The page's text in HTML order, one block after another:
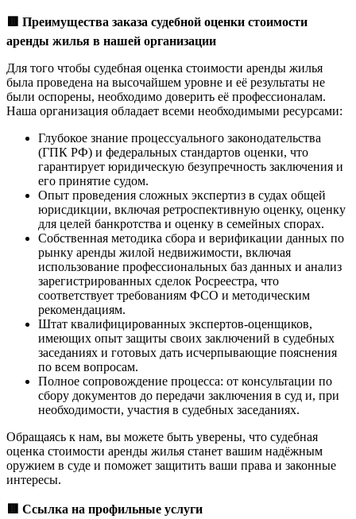
Преимущества заказа судебной оценки стоимости
аренды жилья в нашей организации
Для того чтобы судебная оценка стоимости аренды жилья
была проведена на высочайшем уровне и её результаты не
были оспорены, необходимо доверить её профессионалам.
Наша организация обладает всеми необходимыми ресурсами:
Глубокое знание процессуального законодательства
(ГПК РФ) и федеральных стандартов оценки, что
гарантирует юридическую безупречность заключения и
его принятие судом.
Опыт проведения сложных экспертиз в судах общей
юрисдикции, включая ретроспективную оценку, оценку
для целей банкротства и оценку в семейных спорах.
Собственная методика сбора и верификации данных по
рынку аренды жилой недвижимости, включая
использование профессиональных баз данных и анализ
зарегистрированных сделок Росреестра, что
соответствует требованиям ФСО и методическим
рекомендациям.
Штат квалифицированных экспертов-оценщиков,
имеющих опыт защиты своих заключений в судебных
заседаниях и готовых дать исчерпывающие пояснения
по всем вопросам.
Полное сопровождение процесса: от консультации по
сбору документов до передачи заключения в суд и, при
необходимости, участия в судебных заседаниях.
Обращаясь к нам, вы можете быть уверены, что судебная
оценка стоимости аренды жилья станет вашим надёжным
оружием в суде и поможет защитить ваши права и законные
интересы.
Ссылка на профильные услуги